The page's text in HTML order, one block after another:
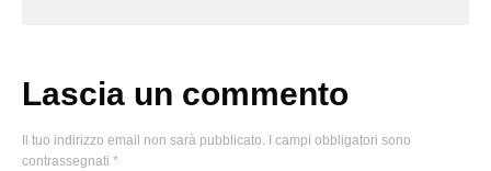
Lascia un commento
Il tuo indirizzo email non sarà pubblicato.
I campi obbligatori sono
contrassegnati *